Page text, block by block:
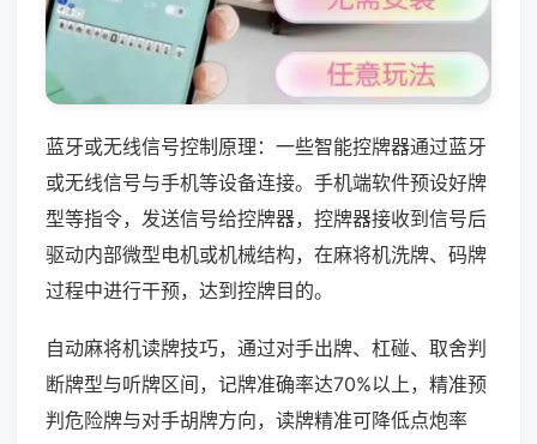
蓝牙或无线信号控制原理：一些智能控牌器通过蓝牙
或无线信号与手机等设备连接。手机端软件预设好牌
型等指令，发送信号给控牌器，控牌器接收到信号后
驱动内部微型电机或机械结构，在麻将机洗牌、码牌
过程中进行干预，达到控牌目的。
自动麻将机读牌技巧，通过对手出牌、杠碰、取舍判
断牌型与听牌区间，记牌准确率达70%以上，精准预
判危险牌与对手胡牌方向，读牌精准可降低点炮率